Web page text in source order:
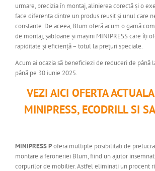
urmare, precizia în montaj, alinierea corectă și o
face diferența dintre un produs reușit și unul care
constante. De aceea, Blum oferă acum o gamă
de montaj, șabloane și mașini MINIPRESS care îți
rapiditate și eficiență – totul la prețuri speciale.
Acum ai ocazia să beneficiezi de reduceri de până
până pe 30 iunie 2025.
VEZI AICI OFERTA
MINIPRESS, ECODRILL SI
MINIPRESS Pofera multiple posibilitati de
montare a feroneriei Blum, fiind un ajutor
corpurilor de mobilier. Astfel eliminati un procent